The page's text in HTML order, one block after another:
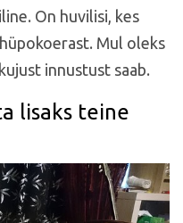
On huvilisi, kes
Mul oleks
innustust saab.
lisaks teine